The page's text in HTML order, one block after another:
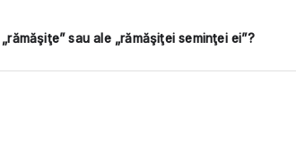
sau ale „rămăşiţei seminţei ei”?